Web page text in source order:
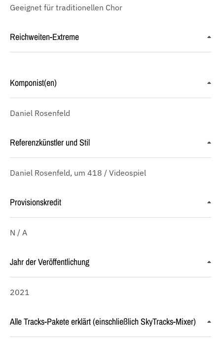
Geeignet für traditionellen Chor
Reichweiten-Extreme
Komponist(en)
Daniel Rosenfeld
Referenzkünstler und Stil
Daniel Rosenfeld, um 418 / Videospiel
Provisionskredit
N / A
Jahr der Veröffentlichung
2021
Alle Tracks-Pakete erklärt (einschließlich SkyTracks-Mixer)